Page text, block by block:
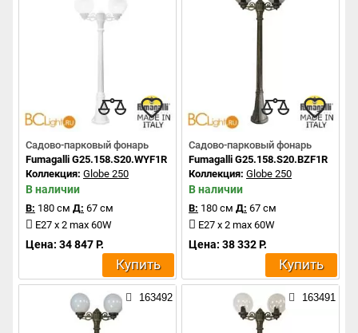
Садово-парковый фонарь
Fumagalli G25.158.S20.WYF1R
Коллекция: Globe 250
В наличии
В: 180 см Д: 67 см
E27 x 2 max 60W
Цена: 34 847 Р.
Купить
Садово-парковый фонарь
Fumagalli G25.158.S20.BZF1R
Коллекция: Globe 250
В наличии
В: 180 см Д: 67 см
E27 x 2 max 60W
Цена: 38 332 Р.
Купить
163492 163491